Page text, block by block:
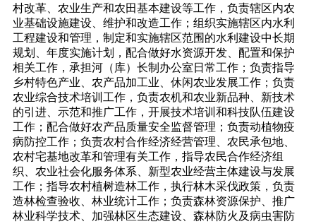
村改革、农业生产和农田基本建设等工作，负责辖区内农
业基础设施建设、维护和改造工作；组织实施辖区内水利
工程建设和管理，制定和实施辖区范围的水利建设中长期
规划、年度实施计划，配合做好水资源开发、配置和保护
相关工作，承担河（库）长制办公室日常工作；负责指导
乡村特色产业、农产品加工业、休闲农业发展工作；负责
农业综合技术培训工作，负责农机和农业新品种、新技术
的引进、示范和推广工作，开展技术培训和科技队伍建设
工作；配合做好农产品质量安全监督管理；负责动植物疫
病防控工作；负责农村合作经济经营管理、农民承包地、
农村宅基地改革和管理有关工作，指导农民合作经济组
织、农业社会化服务体系、新型农业经营主体建设与发展
工作；指导农村植树造林工作，执行林木采伐政策，负责
造林检查验收、林业统计工作；负责森林资源保护、推广
林业科学技术、加强林区生态建设、森林防火及病虫害防